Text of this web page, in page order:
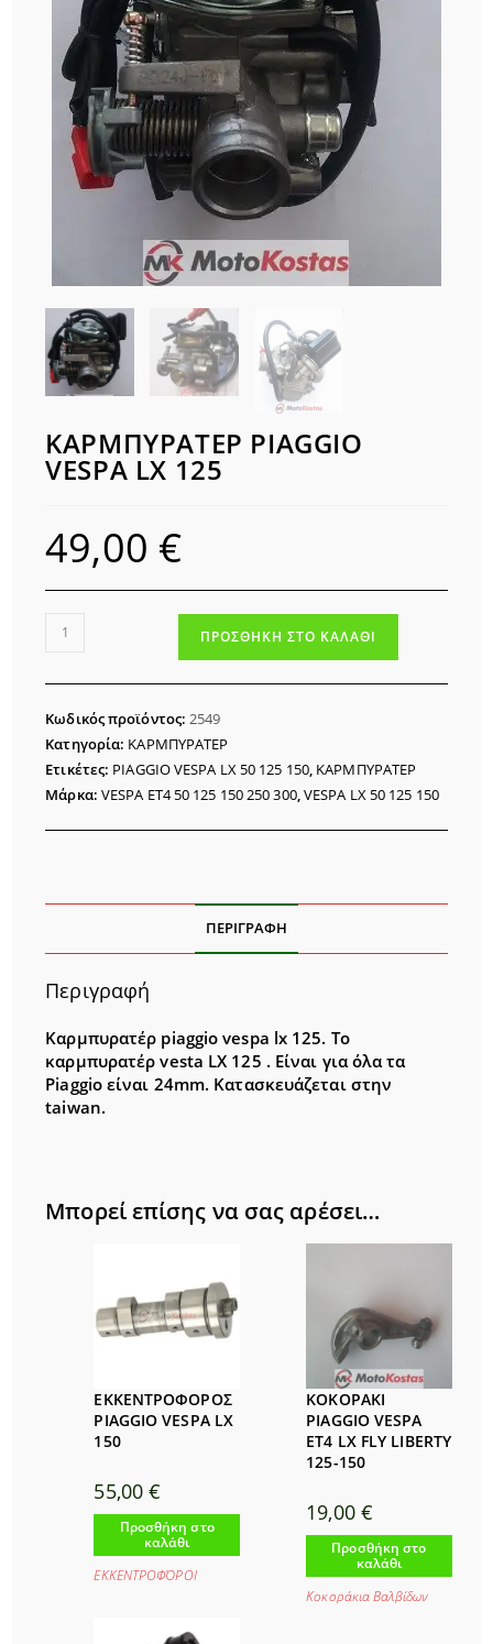
ΚΑΡΜΠΥΡΑΤΕΡ PIAGGIO
VESPA LX 125
49,00 €
ΚΑΡΜΠΥΡΑΤΕΡ
VESPA
125
ποσότητα
ΠΡΟΣΘΉΚΗ ΣΤΟ ΚΑΛΆΘΙ
Κωδικός προϊόντος:2549
Κατηγορία: ΚΑΡΜΠΥΡΑΤΕΡ
Ετικέτες: PIAGGIO VESPA LX 50 125 150, ΚΑΡΜΠΥΡΑΤΕΡ
Μάρκα: VESPA ET4 50 125 150 250 300,VESPA LX 50 125 150
ΠΕΡΙΓΡΑΦΉ
Περιγραφή
Καρμπυρατέρ piaggio vespa lx 125. Το
καρμπυρατέρ vesta LX 125 . Είναι για όλα τα
Piaggio είναι 24mm. Κατασκευάζεται στην
taiwan.
Μπορεί επίσης να σας αρέσει…
ΕΚΚΕΝΤΡΟΦΟΡΟΣ
PIAGGIO VESPA LX
150
55,00€
Προσθήκη στο
καλάθι
ΕΚΚΕΝΤΡΟΦΌΡΟΙ
ΚΟΚΟΡΑΚΙ
PIAGGIO VESPA
ET4 LX FLY LIBERTY
125-150
19,00 €
Προσθήκη στο
καλάθι
Κοκοράκια Βαλβίδων